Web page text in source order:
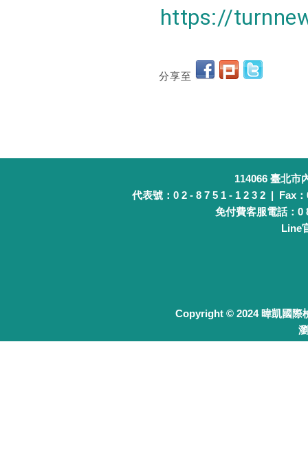
https://
分享至
114066 臺北市
代表號：0 2 - 8 7 5 1 - 1 2 3 2 | Fax
免付費客服電話：0
Line
Copyright © 2024 暐凱國際